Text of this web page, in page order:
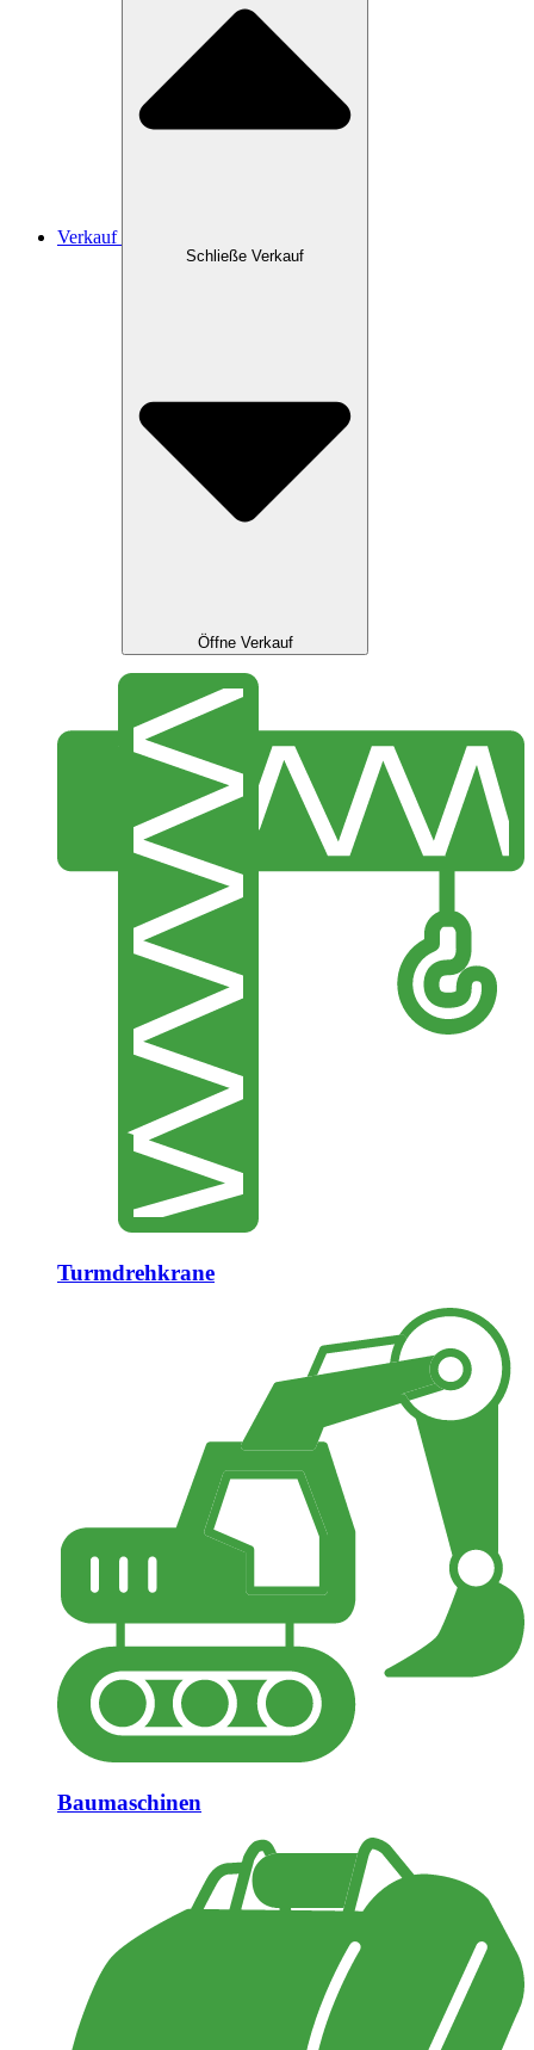
Verkauf
Schließe Verkauf
Öffne Verkauf
Turmdrehkrane
Baumaschinen